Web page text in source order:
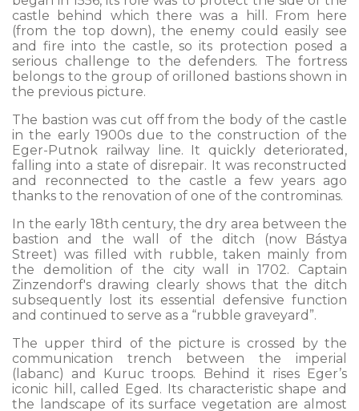
castle behind which there was a hill. From here
(from the top down), the enemy could easily see
and fire into the castle, so its protection posed a
serious challenge to the defenders. The fortress
belongs to the group of orilloned bastions shown in
the previous picture.
The bastion was cut off from the body of the castle
in the early 1900s due to the construction of the
Eger-Putnok railway line. It quickly deteriorated,
falling into a state of disrepair. It was reconstructed
and reconnected to the castle a few years ago
thanks to the renovation of one of the controminas.
In the early 18th century, the dry area between the
bastion and the wall of the ditch (now Bástya
Street) was filled with rubble, taken mainly from
the demolition of the city wall in 1702. Captain
Zinzendorf's drawing clearly shows that the ditch
subsequently lost its essential defensive function
and continued to serve as a “rubble graveyard”.
The upper third of the picture is crossed by the
communication trench between the imperial
(labanc) and Kuruc troops. Behind it rises Eger’s
iconic hill, called Eged. Its characteristic shape and
the landscape of its surface vegetation are almost